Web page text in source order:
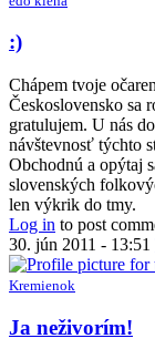
:)
Chápem tvoje
Československo sa
gratulujem. U nás
návštevnosť týchto
Obchodnú a opýtaj
slovenských
len výkrik do tmy.
Log in to post
30. jún 2011 - 13:51
Kremienok
Ja neživorím!